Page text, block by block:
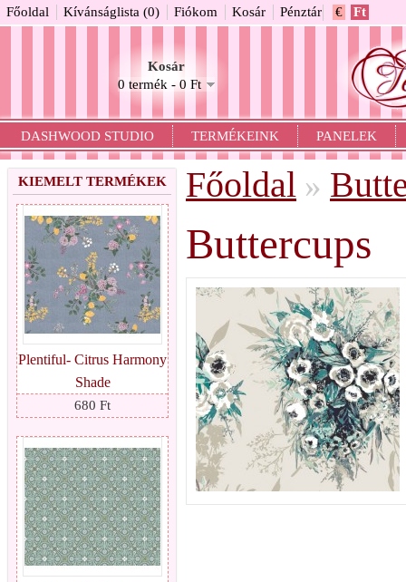
€ Ft
Kosár
0 termék - 0 Ft
Főoldal Kívánságlista (0) Fiókom Kosár Pénztár
DASHWOOD STUDIO TERMÉKEINK PANELEK
KIEMELT TERMÉKEK
Plentiful- Citrus Harmony
Shade
680 Ft
Főoldal »
Buttercups